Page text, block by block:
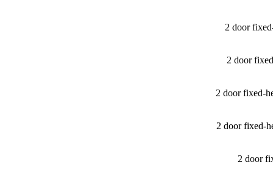
2 door
2 door
2 door fixed-
2 door fixed-
2 door